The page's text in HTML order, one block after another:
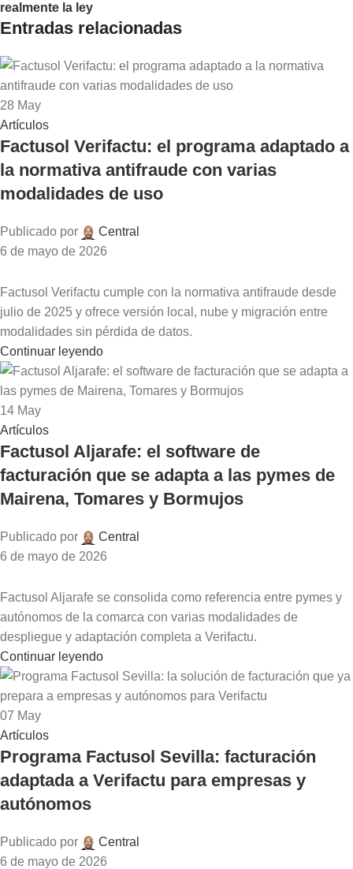
realmente la ley
Entradas relacionadas
28 May
Artículos
Factusol Verifactu: el programa adaptado a
la normativa antifraude con varias
modalidades de uso
Publicado por
Central
6 de mayo de 2026
Factusol Verifactu cumple con la normativa antifraude desde
julio de 2025 y ofrece versión local, nube y migración entre
modalidades sin pérdida de datos.
Continuar leyendo
14 May
Artículos
Factusol Aljarafe: el software de
facturación que se adapta a las pymes de
Mairena, Tomares y Bormujos
Publicado por
Central
6 de mayo de 2026
Factusol Aljarafe se consolida como referencia entre pymes y
autónomos de la comarca con varias modalidades de
despliegue y adaptación completa a Verifactu.
Continuar leyendo
07 May
Artículos
Programa Factusol Sevilla: facturación
adaptada a Verifactu para empresas y
autónomos
Publicado por
Central
6 de mayo de 2026